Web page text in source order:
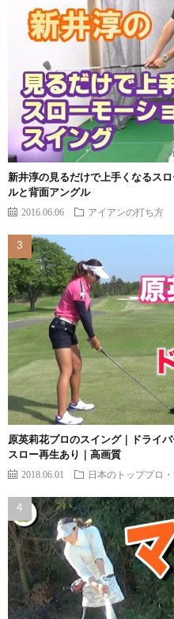
新井淳の見るだけで上手くなるス
ルと背面アングル
2016.06.06 アイアンの打ち方
原英莉花プロのスイング｜ドライ
スロー再生あり｜高画質
2018.06.01 日本のトッププロ